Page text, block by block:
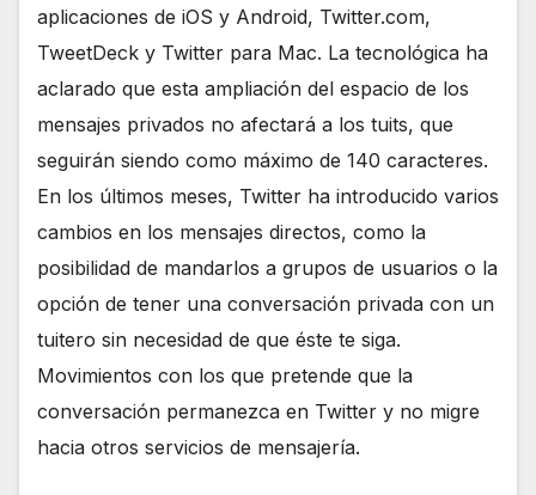
aplicaciones de iOS y Android, Twitter.com,
TweetDeck y Twitter para Mac. La tecnológica ha
aclarado que esta ampliación del espacio de los
mensajes privados no afectará a los tuits, que
seguirán siendo como máximo de 140 caracteres.
En los últimos meses, Twitter ha introducido varios
cambios en los mensajes directos, como la
posibilidad de mandarlos a grupos de usuarios o la
opción de tener una conversación privada con un
tuitero sin necesidad de que éste te siga.
Movimientos con los que pretende que la
conversación permanezca en Twitter y no migre
hacia otros servicios de mensajería.